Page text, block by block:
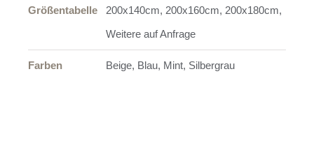
Größentabelle
200x140cm, 200x160cm, 200x180cm,
Weitere auf Anfrage
Farben Beige, Blau, Mint, Silbergrau